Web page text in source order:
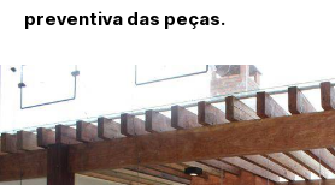
preventiva das peças.